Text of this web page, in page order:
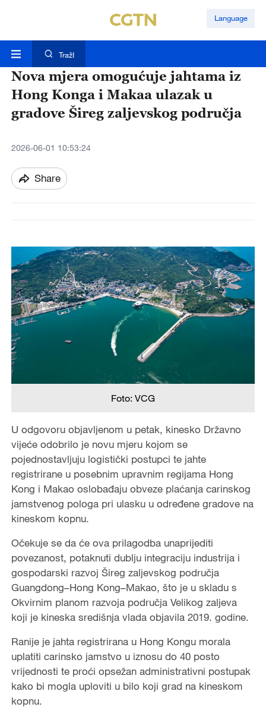
Language
TražI
Nova mjera omogućuje jahtama iz
Hong Konga i Makaa ulazak u
gradove Šireg zaljevskog područja
2026-06-01 10:53:24
Share
Foto: VCG
U odgovoru objavljenom u petak, kinesko Državno
vijeće odobrilo je novu mjeru kojom se
pojednostavljuju logistički postupci te jahte
registrirane u posebnim upravnim regijama Hong
Kong i Makao oslobađaju obveze plaćanja carinskog
jamstvenog pologa pri ulasku u određene gradove na
kineskom kopnu.
Očekuje se da će ova prilagodba unaprijediti
povezanost, potaknuti dublju integraciju industrija i
gospodarski razvoj Šireg zaljevskog područja
Guangdong–Hong Kong–Makao, što je u skladu s
Okvirnim planom razvoja područja Velikog zaljeva
koji je kineska središnja vlada objavila 2019. godine.
Ranije je jahta registrirana u Hong Kongu morala
uplatiti carinsko jamstvo u iznosu do 40 posto
vrijednosti te proći opsežan administrativni postupak
kako bi mogla uploviti u bilo koji grad na kineskom
kopnu.